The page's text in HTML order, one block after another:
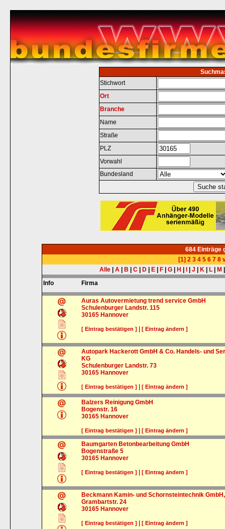
Stichwort
Ort
Branche
Name
Straße
PLZ
Vorwahl
Bundesland
684 Einträge
[1] 2 3 4 5 6 7 8
Alle
A B C D E F G H J K L M
Info
Firma
Auras Autovermietung trend service GmbH
Schulenburger Landstr. 115
30165 Hannover
[ Eintrag bestätigen ] |[ Eintrag ändern ]
Autopark Hackerott GmbH & Co. Handels- und
KG
Schulenburger Landstr. 73
30165 Hannover
[ Eintrag bestätigen ] |[ Eintrag ändern ]
Balzers Reinigung GmbH
Bogenstr. 16
30165 Hannover
[ Eintrag bestätigen ] |[ Eintrag ändern ]
Baumgarten Betonbearbeitung GmbH
Bogenstraße 5
30165 Hannover
[ Eintrag bestätigen ] |[ Eintrag ändern ]
Beckmann Kamin- und Schornsteintechnik
Grambartstr. 24
30165 Hannover
[ Eintrag bestätigen ] |[ Eintrag ändern ]